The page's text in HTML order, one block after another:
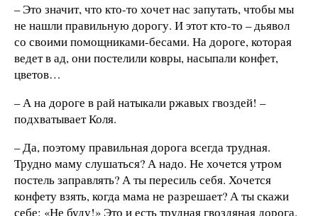
– Это значит, что кто-то хочет нас запутать, чтобы мы
не нашли правильную дорогу. И этот кто-то – дьявол
со своими помощниками-бесами. На дороге, которая
ведет в ад, они постелили ковры, насыпали конфет,
цветов…
– А на дороге в рай натыкали ржавых гвоздей! –
подхватывает Коля.
– Да, поэтому правильная дорога всегда трудная.
Трудно маму слушаться? А надо. Не хочется утром
постель заправлять? А ты пересиль себя. Хочется
конфету взять, когда мама не разрешает? А ты скажи
себе: «Не буду!» Это и есть трудная гвоздяная дорога.